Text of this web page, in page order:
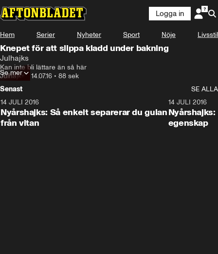
Logga in
Hem Serier Nyheter Sport Nöje Livsstil
Knepet för att slippa kladd under bakning
Julhajks
Kan inte bli lättare än så här
Julhajks• 14.07.16 • 88 sek
Se mer
Senast
SE ALLA
14 JULI 2016
Nyårshajks: Så enkelt separerar du gulan
från vitan
14 JULI 2016
egenskap